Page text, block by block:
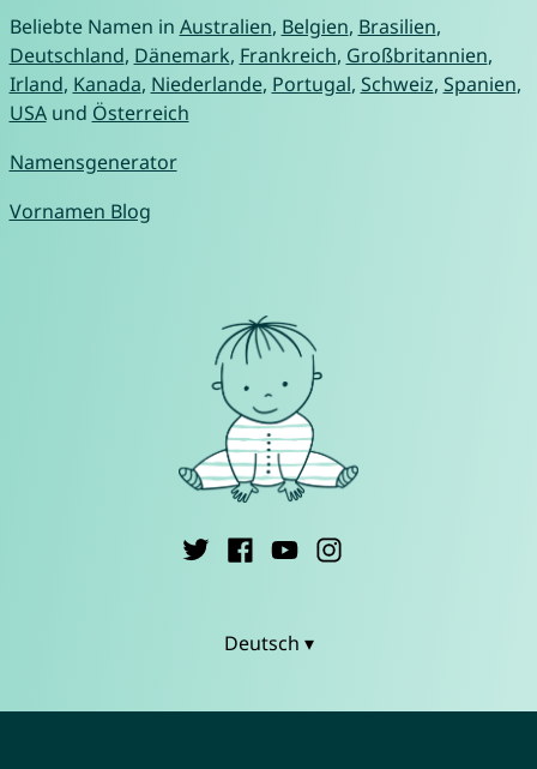
Beliebte Namen in Australien, Belgien, Brasilien,
Deutschland, Dänemark, Frankreich, Großbritannien,
Irland, Kanada, Niederlande, Portugal, Schweiz, Spanien,
USAund Österreich
Namensgenerator
Vornamen Blog
Deutsch ▾